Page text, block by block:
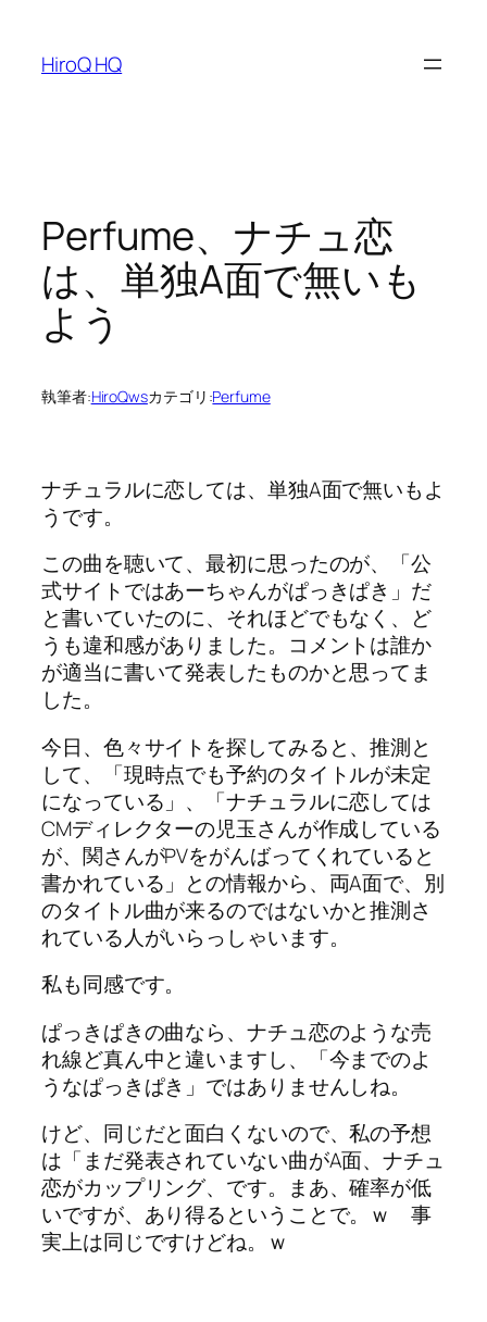
HiroQ HQ
Perfume、ナチュ恋
は、単独A面で無いも
よう
執筆者:HiroQwsカテゴリ:Perfume
ナチュラルに恋しては、単独A面で無いもよ
うです。
この曲を聴いて、最初に思ったのが、「公
式サイトではあーちゃんがぱっきぱき」だ
と書いていたのに、それほどでもなく、ど
うも違和感がありました。コメントは誰か
が適当に書いて発表したものかと思ってま
した。
今日、色々サイトを探してみると、推測と
して、「現時点でも予約のタイトルが未定
になっている」、「ナチュラルに恋しては
CMディレクターの児玉さんが作成している
が、関さんがPVをがんばってくれていると
書かれている」との情報から、両A面で、別
のタイトル曲が来るのではないかと推測さ
れている人がいらっしゃいます。
私も同感です。
ぱっきぱきの曲なら、ナチュ恋のような売
れ線ど真ん中と違いますし、「今までのよ
うなぱっきぱき」ではありませんしね。
けど、同じだと面白くないので、私の予想
は「まだ発表されていない曲がA面、ナチュ
恋がカップリング、です。まあ、確率が低
いですが、あり得るということで。ｗ 事
実上は同じですけどね。ｗ